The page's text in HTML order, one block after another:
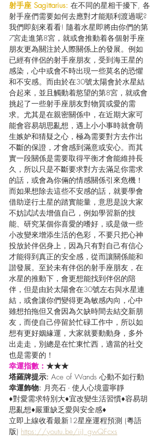
射手座 Sagittarius: 在不同的星相干擾下, 各
射手座們需要如何去應對才能順利渡過呢?
我們即刻來看看! 隨着水星即將由你們的第
7宮走進第8宮，就或會推動着各個射手座
朋友更為關注於人際關係上的發展。例如
已經有伴侶的射手座朋友，受到海王星的
感染，心中或會不時出現一些莫名的恐懼
和不安感。而由於在30號太陽會於水星結
合起來，並且觸動着慾望的第8宮，就或會
挑起了一些射手座朋友對物質或愛的需
求。尤其是在親密關係中，在近期大家可
能會容易胡思亂想，遇上小小事時就會萌
生嫉妒和猜疑之心，極為需要對方去作出
不斷的保證，才會感到滿意或安心。而其
實一段關係是需要取得平衡才會能維持長
久，所以只是不斷要求對方去滿足你需求
的話，或會為你倆的情感關係引來危機！
而如果想除去這些不安感的話，就要學會
借助逆行土星的踏實能量，意思是說大家
不妨試試去增值自己，例如學習新的技
能、研究某個你喜愛的嗜好，或是做一些
小改變來增添生活的色彩，不要只把心神
投放於伴侶身上，因為只有對自己有信心
才能得到真正的安全感，從而讓關係能和
諧發展。至於未有伴侶的射手座朋友，在
水星的推動下，會更想能找到伴侶的陪
伴，但是由於太陽會在30號左右與水星連
結，或會讓你們變得更為敏感內向，心中
雖想拍拖但又會因為欠缺時間去結交新朋
友，而使自己停留於忙碌工作中，所以如
想有更好姻緣運，大家就要動動身，多外
出走走，別總是在忙東忙西，適當的社交
也是需要的！
幸運指數： ★★★
塔羅牌提示: Ace of Wands 心動不如行動
幸運飾物: 月亮石 - 使人心境靈寧靜
♦對愛需求特別大♦宜改變生活習慣♦容易胡
思亂想♦嚴重缺乏愛與安全感♦
立即上線收看最新12星座運程預測 (粵語
版) https://youtu.be/iiJ_gwQFcxs